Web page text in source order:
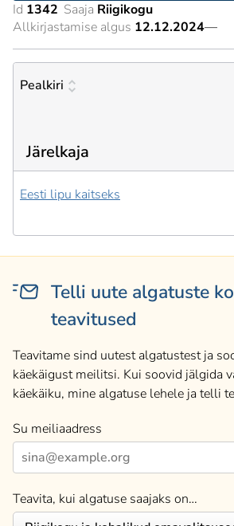
Id 1342 Saaja Riigikogu
Allkirjastamise algus 12.12.2024—
Pealkiri
Järelkaja
Eesti lipu kaitseks
Telli uute algatuste
teavitused
Teavitame sind uutest algatustest ja
käekäigust meilitsi. Kui soovid jälgida
käekäiku, mine algatuse lehele ja telli
Su meiliaadress
Teavita, kui algatuse saajaks on…